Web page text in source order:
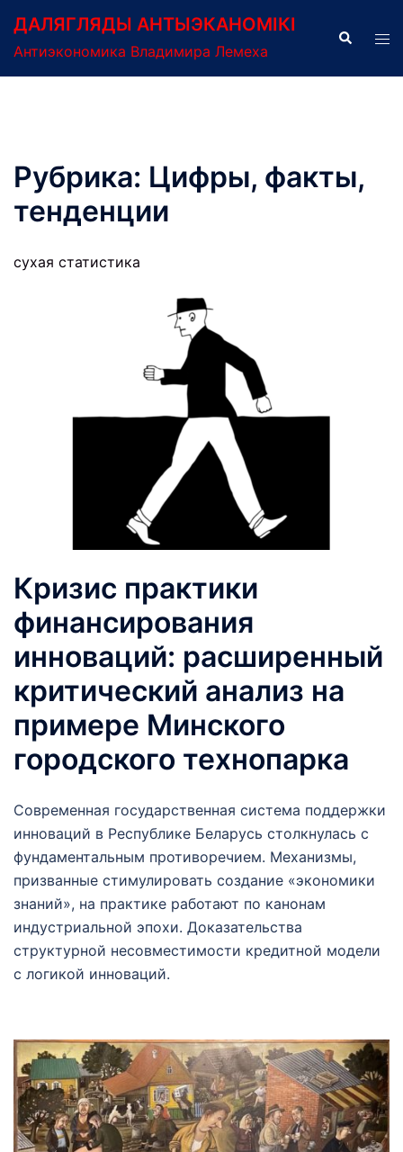
содержимому
ДАЛЯГЛЯДЫ АНТЫЭКАНОМІКІ
Антиэкономика Владимира Лемеха
Поиск
Рубрика: Цифры, факты,
тенденции
сухая статистика
Кризис практики
финансирования
инноваций: расширенный
критический анализ на
примере Минского
городского технопарка
Современная государственная система поддержки
инноваций в Республике Беларусь столкнулась с
фундаментальным противоречием. Механизмы,
призванные стимулировать создание «экономики
знаний», на практике работают по канонам
индустриальной эпохи. Доказательства
структурной несовместимости кредитной модели
с логикой инноваций.